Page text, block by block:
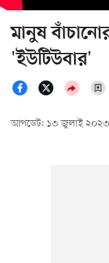
মানুষ
'ইউটিউবার'
আপডেট: ১৩ জুলাই